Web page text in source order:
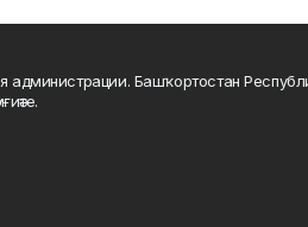
администрации. Башҡортостан